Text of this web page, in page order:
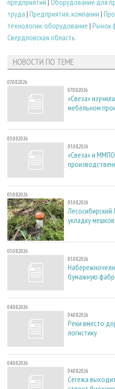
труда | Предприятия, компании |
технологии, оборудование | Рынок
Свердловская область
НОВОСТИ ПО ТЕМЕ
07.08.2026
07.08.2026
«Свеза»
мебельном
05.08.2026
05.08.2026
«Свеза» и
05.08.2026
05.08.2026
укладку
05.08.2026
05.08.2026
бумажную
04.08.2026
04.08.2026
Реки вместо
логистику
04.08.2026
04.08.2026
Сегежа